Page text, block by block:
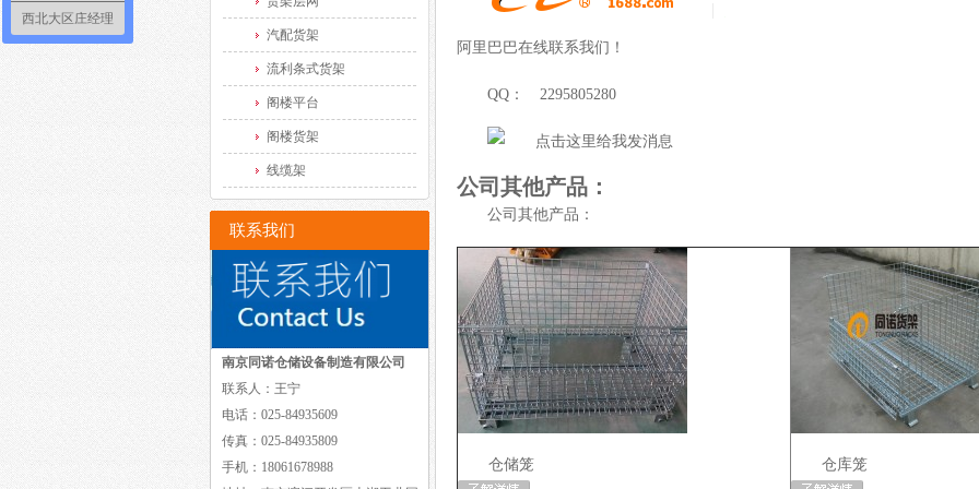
阿里巴巴在线联系我们！
QQ： 2295805280
公司其他产品：
公司其他产品：
仓储笼 仓库笼
汽配货架
流利条式货架
阁楼平台
阁楼货架
线缆架
联系我们
南京同诺仓储设备制造有限公司
联系人：王宁
电话：025-84935609
传真：025-84935809
手机：18061678988
西北大区庄经理